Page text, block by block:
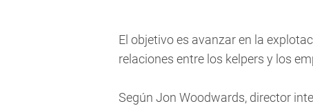
El objetivo es avanzar en la
relaciones entre los kelpers y los
Según Jon Woodwards, director